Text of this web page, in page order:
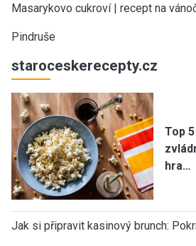
Masarykovo cukroví | recept na
Pindruše
staroceskerecepty.cz
Top
hra…
Jak si připravit kasinový brunch: